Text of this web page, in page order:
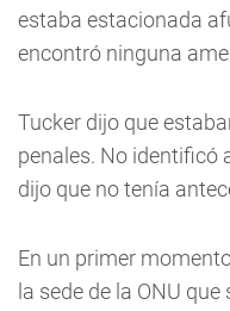
estaba estacionada
encontró ninguna
Tucker dijo que
penales. No identificó
dijo que no tenía
En un primer
la sede de la ONU